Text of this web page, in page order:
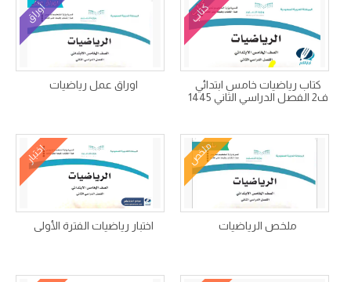
كتاب
كتاب رياضيات خامس ابتدائي
ف2 الفصل الدراسي الثاني 1445
أوراق
اوراق عمل رياضيات
ملخص
ملخص الرياضيات
اختبار
اختبار رياضيات الفترة الأولى